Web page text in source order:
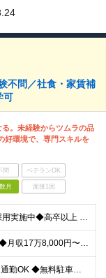
不問／社食・家賃補
可
。未経験からツムラの品
好環境で、専門スキルを
問 ベテランOK
月 面接1回
◆業界未経験OK◆複数名採用実施中◆高卒以上 ＼こんな方にオススメ／ ◎業界未経験から専門スキルを身につけたい ◎社会に役立つ仕事がしたい ◎安定した収入を手に入れたい ◎働きやすい会社で働きたい
◆初年度年収245万円想定 ◆月収17万8,000円〜※月20日勤務の場合 日給8,900円＋各種手当＋賞与年2回（前年度実績：2ヶ月分） ★収入が高水準なだけでなく、会社の福利厚生を活用し生活費
◆原則転勤なし ◆マイカー通勤OK ◆無料駐車場を完備 ◆UIターンや移住転職歓迎。Web面接実施中 ＜茨城工場＞ 茨城県稲敷郡阿見町吉原3586 ┗クリーンで働きやすいのが魅力です。 ★豊かな自